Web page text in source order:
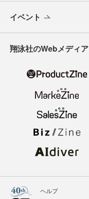
イベント
翔泳社のWebメディア
ヘルプ